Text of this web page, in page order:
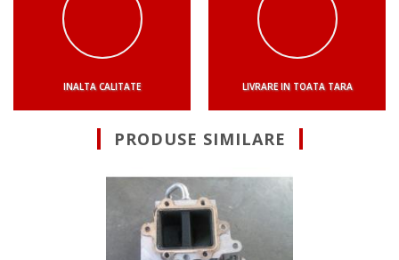
INALTA CALITATE LIVRARE IN TOATA TARA
PRODUSE SIMILARE
100 ron TVA